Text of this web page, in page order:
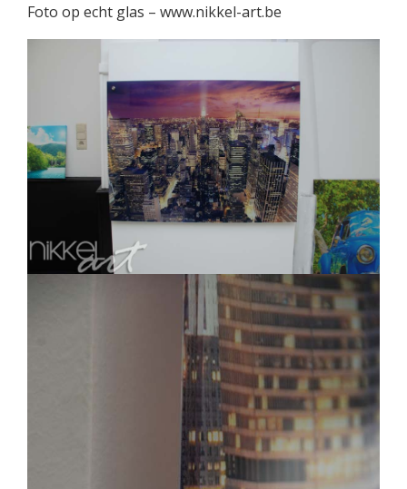
Foto op echt glas – www.nikkel-art.be